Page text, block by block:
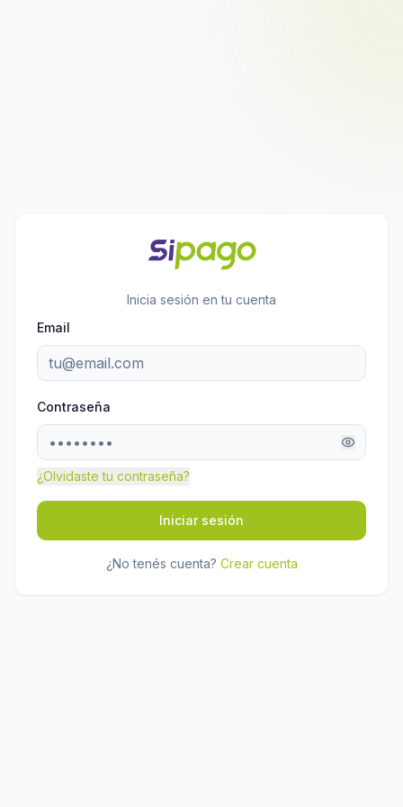
Inicia sesión en tu cuenta
Email
Contraseña
¿Olvidaste tu contraseña?
Iniciar sesión
¿No tenés cuenta? Crear cuenta